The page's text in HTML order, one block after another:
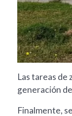
Las tareas de
generación
Finalmente,